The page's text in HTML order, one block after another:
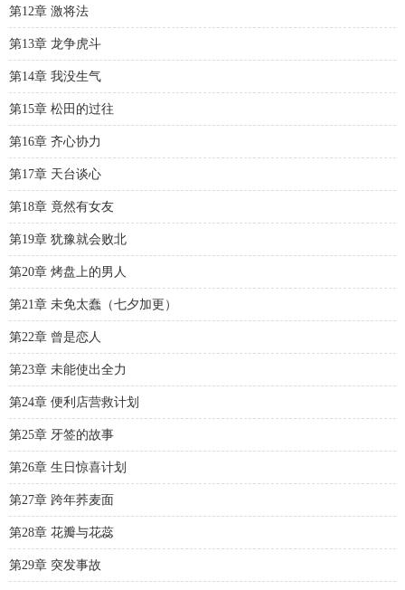
第12章 激将法
第13章 龙争虎斗
第14章 我没生气
第15章 松田的过往
第16章 齐心协力
第17章 天台谈心
第18章 竟然有女友
第19章 犹豫就会败北
第20章 烤盘上的男人
第21章 未免太蠢（七夕加更）
第22章 曾是恋人
第23章 未能使出全力
第24章 便利店营救计划
第25章 牙签的故事
第26章 生日惊喜计划
第27章 跨年荞麦面
第28章 花瓣与花蕊
第29章 突发事故